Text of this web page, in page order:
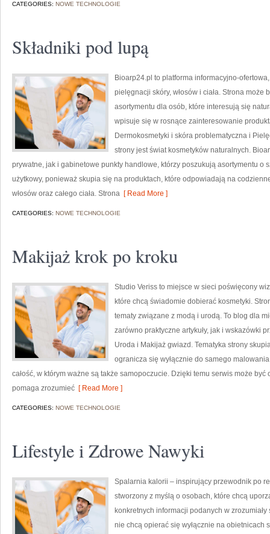
CATEGORIES: NOWE TECHNOLOGIE
Składniki pod lupą
Bioarp24.pl to platforma informacyjno-
pielęgnacji skóry, włosów i ciała. Strona
asortymentu dla osób, które interesują się
wpisuje się w rosnące zainteresowanie
Dermokosmetyki i skóra problematyczna i
strony jest świat kosmetyków naturalnych.
prywatne, jak i gabinetowe punkty handlowe, którzy poszukują asortymentu o
użytkowy, ponieważ skupia się na produktach, które odpowiadają na
włosów oraz całego ciała. Strona [ Read More ]
CATEGORIES: NOWE TECHNOLOGIE
Makijaż krok po kroku
Studio Veriss to miejsce w sieci poświęcony
które chcą świadomie dobierać kosmetyki.
tematy związane z modą i urodą. To blog dla
zarówno praktyczne artykuły, jak i wskazówki
Uroda i Makijaż gwiazd. Tematyka strony
ogranicza się wyłącznie do samego
całość, w którym ważne są także samopoczucie. Dzięki temu serwis może
pomaga zrozumieć [ Read More ]
CATEGORIES: NOWE TECHNOLOGIE
Lifestyle i Zdrowe Nawyki
Spalarnia kalorii – inspirujący przewodnik po
stworzony z myślą o osobach, które chcą
konkretnych informacji podanych w
nie chcą opierać się wyłącznie na obietnicach